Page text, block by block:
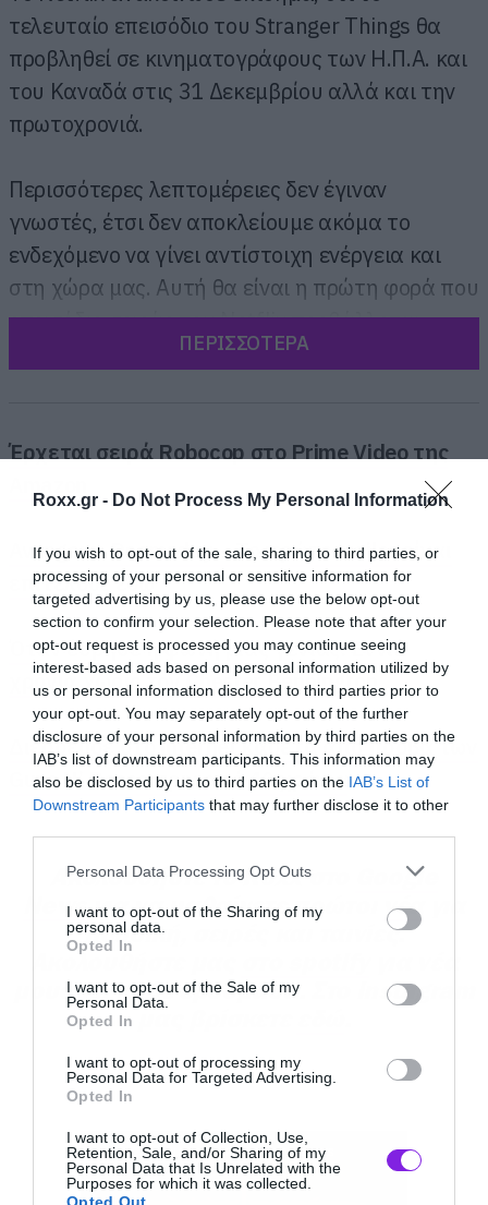
Roxx.gr - Do Not Process My Personal Information
If you wish to opt-out of the sale, sharing to third parties, or
processing of your personal or sensitive information for
targeted advertising by us, please use the below opt-out
section to confirm your selection. Please note that after your
opt-out request is processed you may continue seeing
interest-based ads based on personal information utilized by
us or personal information disclosed to third parties prior to
your opt-out. You may separately opt-out of the further
disclosure of your personal information by third parties on the
IAB’s list of downstream participants. This information may
also be disclosed by us to third parties on the IAB’s List of
Downstream Participants that may further disclose it to other
Please note that this website/app uses one or more Google
not limited to your visit or usage behaviour. You may click to
grant or deny consent to Google and its third-party tags to
use your data for below specified purposes in below Google
consent section.
Personal Data Processing Opt Outs
I want to opt-out of the Sharing of my
personal data.
Opted In
I want to opt-out of the Sale of my
Personal Data.
Opted In
I want to opt-out of processing my
Personal Data for Targeted Advertising.
Opted In
I want to opt-out of Collection, Use,
Retention, Sale, and/or Sharing of my
Personal Data that Is Unrelated with the
Purposes for which it was collected.
τελευταίο επεισόδιο του Stranger Things θα
προβληθεί σε κινηματογράφους των Η.Π.Α. και
του Καναδά στις 31 Δεκεμβρίου αλλά και την
πρωτοχρονιά.
Περισσότερες λεπτομέρειες δεν έγιναν
γνωστές, έτσι δεν αποκλείουμε ακόμα το
ενδεχόμενο να γίνει αντίστοιχη ενέργεια και
στη χώρα μας. Αυτή θα είναι η πρώτη φορά που
επεισόδιο σειράς του Netflix προβάλλεται
στους κινηματογράφους, αλλά το ενδιαφέρον
Αυτή είναι η ανακοίνωση του Netflix:
nerds, γιατί το φινάλε του Stranger Things θα
προβληθεί σε επιλεγμένους κινηματογράφους
αργότερα μέσα στη χρονιά.
Οι περιορισμένες προβολές του τελευταίου
επεισοδίου θα γίνουν σε περισσότερες από 350
ΠΕΡΙΣΣΟΤΕΡΑ
Έρχεται σειρά Robocop στο Prime Video της
Avengers: Doomsday – Το πρώτο trailer είναι
επιτέλους εδώ
Όταν έσβησε η φωνή μιας γενιάς: Εννιά
χρόνια χωρίς τον Chester Bennington
Διέρρευσε στο internet κασέτα από πρόβα των
Guns N’ Roses πριν από 40 χρόνια
Ακολουθήστε το Roxx στο
Google
Newsγια να μαθαίνετε πρώτοι νέα
μουσική, σειρές και ταινίες.
Ακολουθήστε μας
μουσική κάθε εβδομάδα. Στο instagram